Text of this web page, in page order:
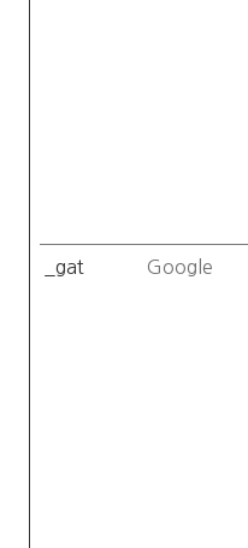
_gat Google